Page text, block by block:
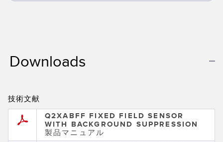
TECHNOLOGY
Downloads
技術文献
Q2XABFF FIXED FIELD SENSOR
WITH BACKGROUND SUPPRESSION
製品マニュアル